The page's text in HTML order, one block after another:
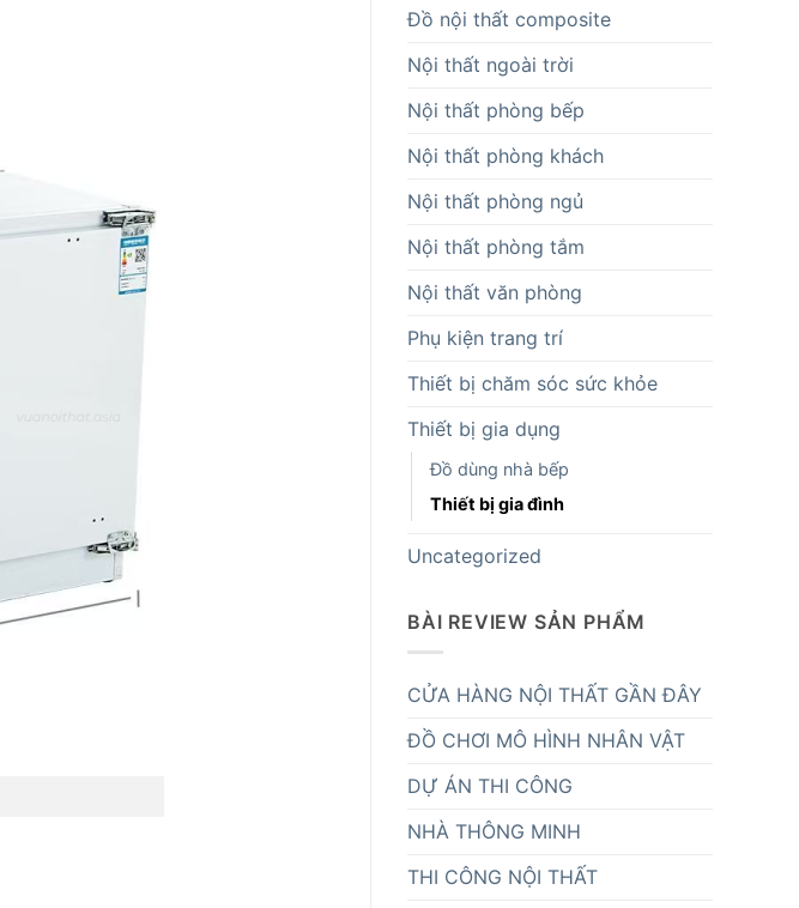
Đồ nội thất composite
Nội thất ngoài trời
Nội thất phòng bếp
Nội thất phòng khách
Nội thất phòng ngủ
Nội thất phòng tắm
Nội thất văn phòng
Phụ kiện trang trí
Thiết bị chăm sóc sức khỏe
Thiết bị gia dụng
Đồ dùng nhà bếp
Thiết bị gia đình
Uncategorized
BÀI REVIEW SẢN PHẨM
CỬA HÀNG NỘI THẤT GẦN ĐÂY
ĐỒ CHƠI MÔ HÌNH NHÂN VẬT
DỰ ÁN THI CÔNG
NHÀ THÔNG MINH
THI CÔNG NỘI THẤT